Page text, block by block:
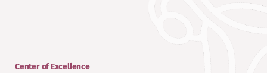
Center of Excellence